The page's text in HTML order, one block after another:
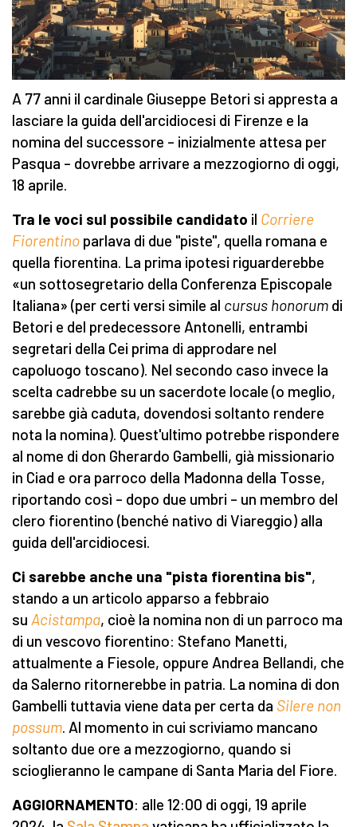
A 77 anni il cardinale Giuseppe Betori si appresta a
lasciare la guida dell'arcidiocesi di Firenze e la
nomina del successore – inizialmente attesa per
Pasqua – dovrebbe arrivare a mezzogiorno di oggi,
18 aprile.
Tra le voci sul possibile candidato il Corriere
Fiorentino parlava di due "piste", quella romana e
quella fiorentina. La prima ipotesi riguarderebbe
«un sottosegretario della Conferenza Episcopale
Italiana» (per certi versi simile al cursus honorum di
Betori e del predecessore Antonelli, entrambi
segretari della Cei prima di approdare nel
capoluogo toscano). Nel secondo caso invece la
scelta cadrebbe su un sacerdote locale (o meglio,
sarebbe già caduta, dovendosi soltanto rendere
nota la nomina). Quest'ultimo potrebbe rispondere
al nome di don Gherardo Gambelli, già missionario
in Ciad e ora parroco della Madonna della Tosse,
riportando così – dopo due umbri – un membro del
clero fiorentino (benché nativo di Viareggio) alla
guida dell'arcidiocesi.
Ci sarebbe anche una "pista fiorentina bis",
stando a un articolo apparso a febbraio
su Acistampa, cioè la nomina non di un parroco ma
di un vescovo fiorentino: Stefano Manetti,
attualmente a Fiesole, oppure Andrea Bellandi, che
da Salerno ritornerebbe in patria. La nomina di don
Gambelli tuttavia viene data per certa da Silere non
possum. Al momento in cui scriviamo mancano
soltanto due ore a mezzogiorno, quando si
scioglieranno le campane di Santa Maria del Fiore.
AGGIORNAMENTO: alle 12:00 di oggi, 19 aprile